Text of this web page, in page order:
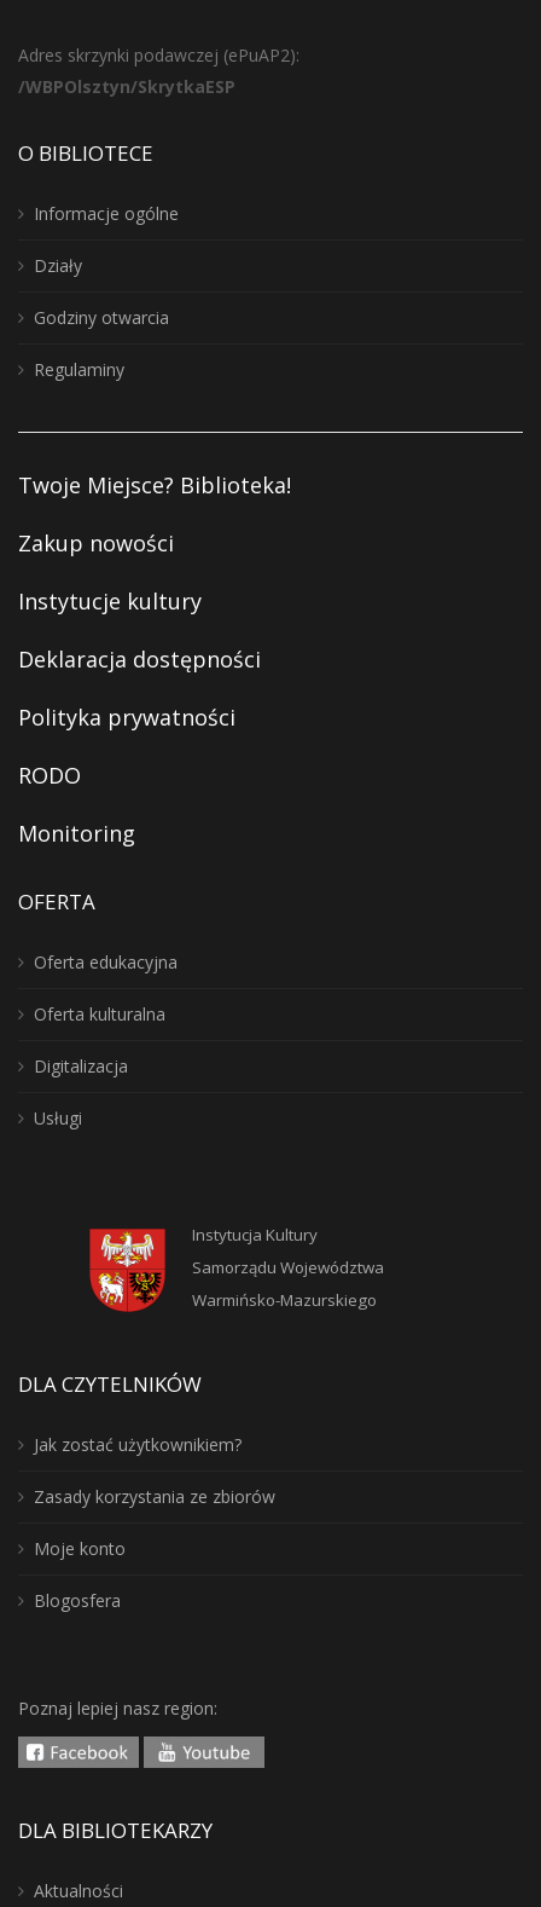
Adres skrzynki podawczej (ePuAP2):
/WBPOlsztyn/SkrytkaESP
O BIBLIOTECE
Informacje ogólne
Działy
Godziny otwarcia
Regulaminy
Twoje Miejsce? Biblioteka!
Zakup nowości
Instytucje kultury
Deklaracja dostępności
Polityka prywatności
RODO
Monitoring
OFERTA
Oferta edukacyjna
Oferta kulturalna
Digitalizacja
Usługi
Instytucja Kultury
Samorządu Województwa
Warmińsko-Mazurskiego
DLA CZYTELNIKÓW
Jak zostać użytkownikiem?
Zasady korzystania ze zbiorów
Moje konto
Blogosfera
Poznaj lepiej nasz region:
DLA BIBLIOTEKARZY
Aktualności